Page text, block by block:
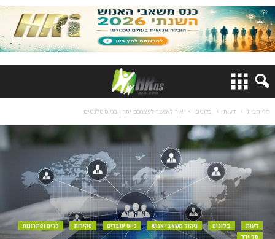
דף הבית דעות בלוגים איך לאפשר לעצמכם יתרון בגיוס טלנטים
דעות בלוגים ניהול משאבי אנוש גיוס עובדים סקירות
כלים ופתרונות
סליידר